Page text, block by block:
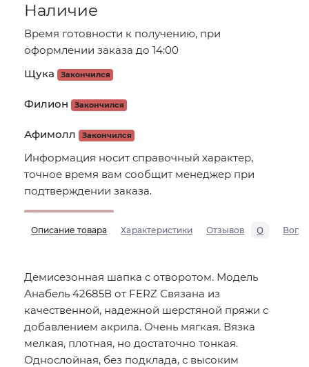
Наличие
Время готовности к получению, при
оформлении заказа до 14:00
Щука
Закончился
Филион Закончился
Афимолл Закончился
Информация носит справочный характер,
точное время вам сообщит менеджер при
подтверждении заказа.
Описание товара Характеристики Отзывов 0
Демисезонная шапка с отворотом. Модель
Анабель 42685В от FERZ Связана из
качественной, надежной шерстяной пряжи с
добавлением акрила. Очень мягкая. Вязка
мелкая, плотная, но достаточно тонкая.
Однослойная, без подклада, с высоким